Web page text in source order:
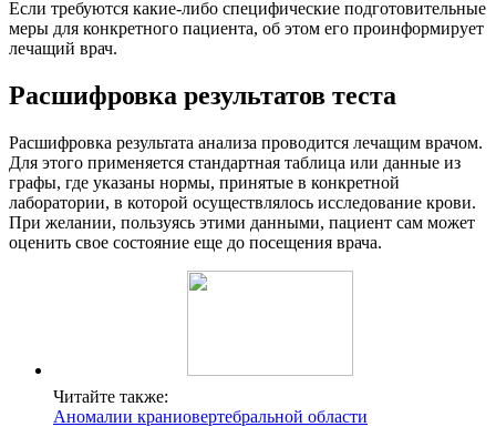
Если требуются какие-либо специфические подготовительные
меры для конкретного пациента, об этом его проинформирует
лечащий врач.
Расшифровка результатов теста
Расшифровка результата анализа проводится лечащим врачом.
Для этого применяется стандартная таблица или данные из
графы, где указаны нормы, принятые в конкретной
лаборатории, в которой осуществлялось исследование крови.
При желании, пользуясь этими данными, пациент сам может
оценить свое состояние еще до посещения врача.
Читайте также:
Аномалии краниовертебральной области